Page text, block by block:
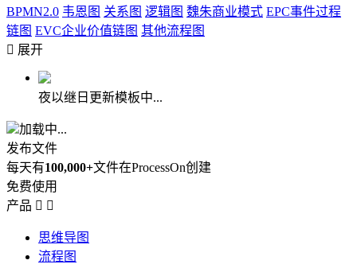
BPMN2.0 韦恩图 关系图 逻辑图 魏朱商业模式 EPC事件过程
链图 EVC企业价值链图 其他流程图
 展开
夜以继日更新模板中...
加载中...
发布文件
每天有100,000+文件在ProcessOn创建
免费使用
产品  
思维导图
流程图